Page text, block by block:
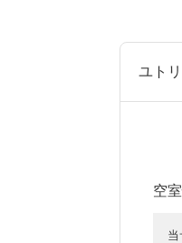
ユト
空